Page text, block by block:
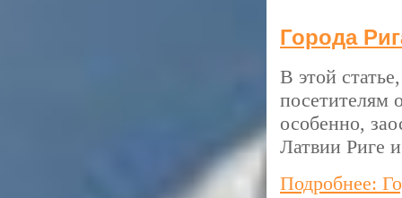
Города
В этой
посетителям
особенно,
Латвии Риге
Подробнее: